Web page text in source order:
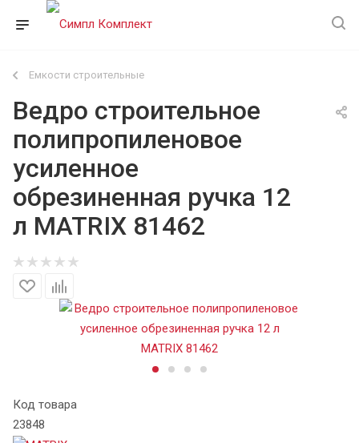
Емкости строительные
Ведро строительное
полипропиленовое
усиленное
обрезиненная ручка 12
л MATRIX 81462
Код товара
23848